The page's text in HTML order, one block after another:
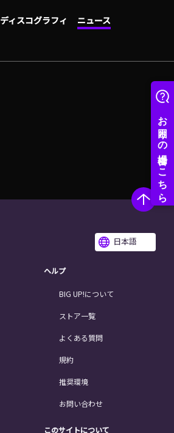
ディスコグラフィ ニュース
日本語
ヘルプ
BIG UP!について
ストア一覧
よくある質問
規約
推奨環境
お問い合わせ
このサイトについて